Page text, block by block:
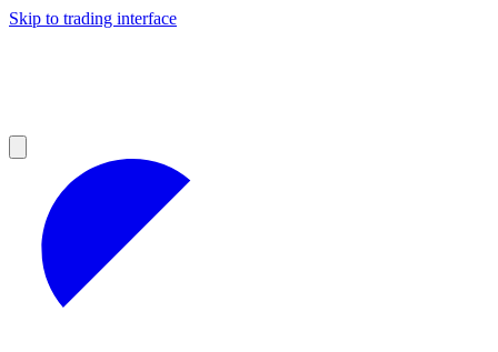
Skip to trading interface